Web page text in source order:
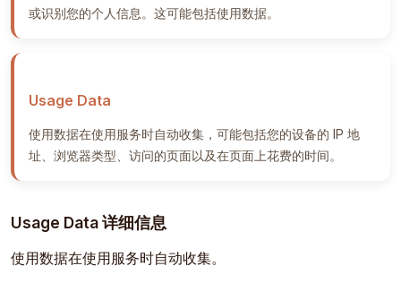
或识别您的个人信息。这可能包括使用数据。
Usage Data
使用数据在使用服务时自动收集，可能包括您的设备的 IP 地
址、浏览器类型、访问的页面以及在页面上花费的时间。
Usage Data 详细信息
使用数据在使用服务时自动收集。